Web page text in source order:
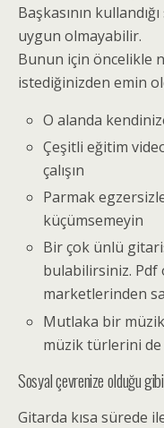
Başkasının
uygun olmayabilir.
Bunun için öncelikle
istediğinizden emin
O alanda
Çeşitli eğitim
çalışın
Parmak
küçümsemeyin
Bir çok ünlü
bulabilirsiniz. Pdf
marketlerinden
Mutlaka bir
müzik türlerini de
Sosyal çevrenize olduğu
Gitarda kısa sürede